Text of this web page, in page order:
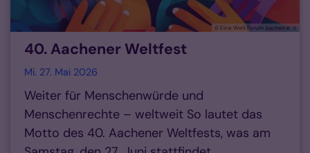
© Eine Welt Forum Aachen e. V.
40. Aachener Weltfest
Mi. 27. Mai 2026
Weiter für Menschenwürde und
Menschenrechte – weltweit So lautet das
Motto des 40. Aachener Weltfests, was am